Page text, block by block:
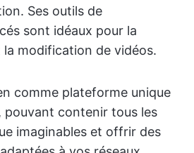
Ses outils de
sont idéaux pour la
modification de vidéos.
comme plateforme unique
pouvant contenir tous les
imaginables et offrir des